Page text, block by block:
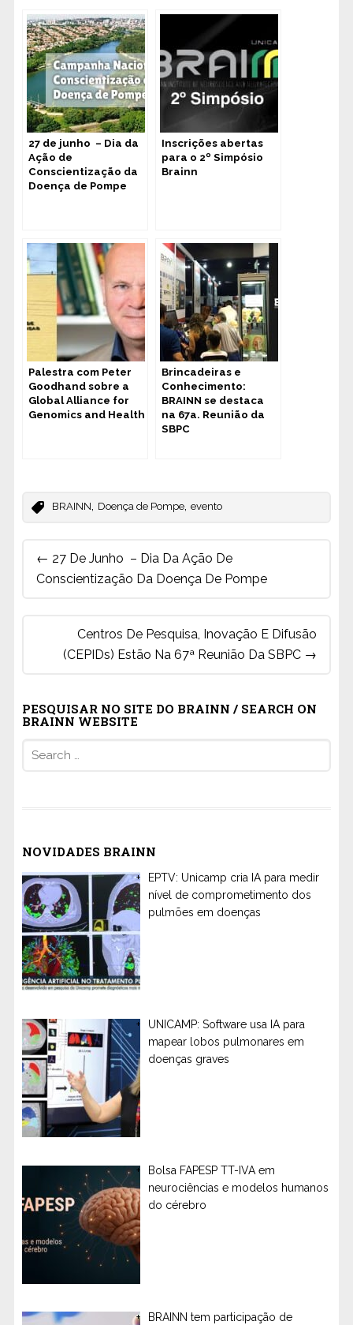
27 de junho – Dia da
Ação de
Conscientização da
Doença de Pompe
Inscrições abertas
para o 2º Simpósio
Brainn
Palestra com Peter
Goodhand sobre a
Global Alliance for
Genomics and Health
Brincadeiras e
Conhecimento:
BRAINN se destaca
na 67a. Reunião da
SBPC
BRAINN, Doença de Pompe, evento
Post
navigation
← 27 De Junho – Dia Da Ação De
Conscientização Da Doença De Pompe
Centros De Pesquisa, Inovação E Difusão
(CEPIDs) Estão Na 67ª Reunião Da SBPC →
PESQUISAR NO SITE DO BRAINN / SEARCH ON
BRAINN WEBSITE
NOVIDADES BRAINN
EPTV: Unicamp cria IA para medir
nível de comprometimento dos
pulmões em doenças
UNICAMP: Software usa IA para
mapear lobos pulmonares em
doenças graves
Bolsa FAPESP TT-IVA em
neurociências e modelos humanos
do cérebro
BRAINN tem participação de